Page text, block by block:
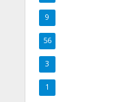
9
56
3
1